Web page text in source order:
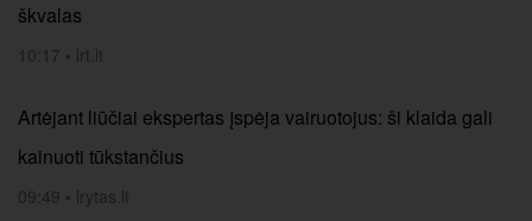
škvalas
10:17 • lrt.lt
Artėjant liūčiai ekspertas įspėja vairuotojus: ši klaida gali
kainuoti tūkstančius
09:49 • lrytas.lt